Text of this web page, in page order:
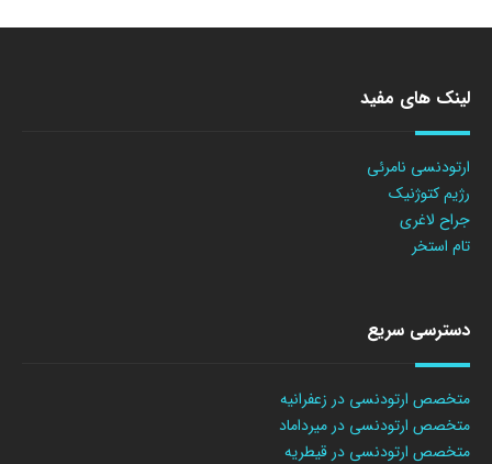
لینک های مفید
ارتودنسی نامرئی
رژیم کتوژنیک
جراح لاغری
تام استخر
دسترسی سریع
متخصص ارتودنسی در زعفرانیه
متخصص ارتودنسی در میرداماد
متخصص ارتودنسی در قیطریه